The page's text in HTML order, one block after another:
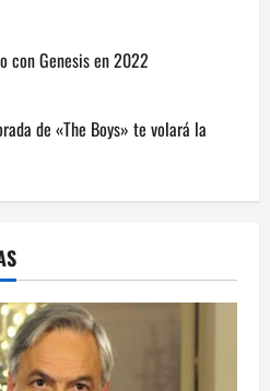
con Genesis en 2022
de «The Boys» te volará la